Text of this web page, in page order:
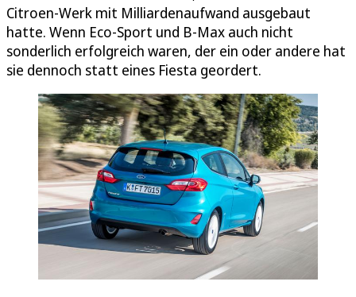
Citroen-Werk mit Milliardenaufwand ausgebaut
hatte. Wenn Eco-Sport und B-Max auch nicht
sonderlich erfolgreich waren, der ein oder andere hat
sie dennoch statt eines Fiesta geordert.